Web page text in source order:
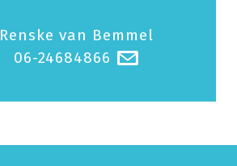
Renske van Bemmel
06-24684866
@